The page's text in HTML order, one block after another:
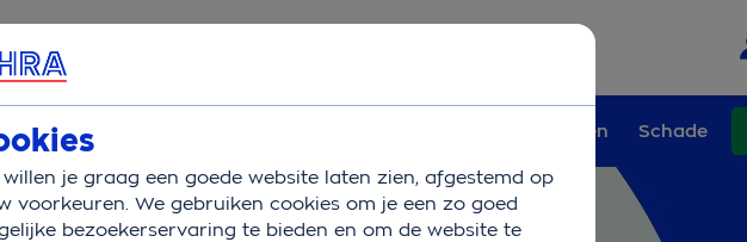
& Contact
Verhuizen Schade
anders wonen hoe zit dat met je verzekeringen
willen je graag een goede website laten zien, afgestemd op
voorkeuren. We gebruiken cookies om je een zo goed
bezoekerservaring te bieden en om de website te